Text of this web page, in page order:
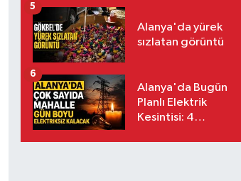
Alanya'da yürek
sızlatan görüntü
5
Alanya'da Bugün
Planlı Elektrik
Kesintisi: 4
6